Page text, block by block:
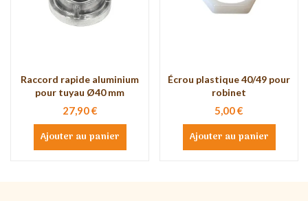
Raccord rapide aluminium
pour tuyau Ø40 mm
27,90 €
Ajouter au panier
Écrou plastique 40/49 pour
robinet
5,00 €
Ajouter au panier